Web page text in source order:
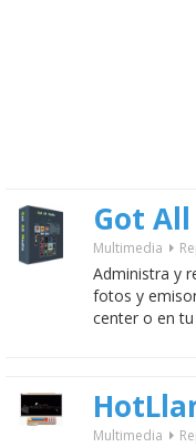
Got
Multimedia
Administra y
fotos y
center o en tu
Multimedia